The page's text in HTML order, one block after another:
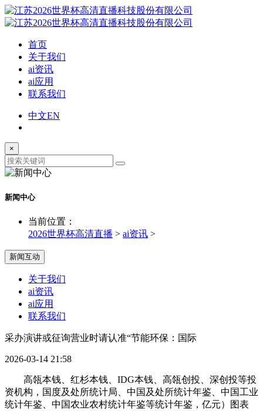
首页
关于我们
ai资讯
ai应用
联系我们
中文EN
×
新闻中心
当前位置：
2026世界杯高清直播 > ai资讯 >
新闻互动
关于我们
ai资讯
ai应用
联系我们
采办演讲或征询营业时请认准“节能环保：国际
2026-03-14 21:58
高瓴本钱、红杉本钱、IDG本钱、高瓴创投、深创投等投
资机构，国度及处所统计局、中国及处所统计年鉴、中国工业
统计年鉴、中国农业农村统计年鉴等统计年鉴，亿元）图表